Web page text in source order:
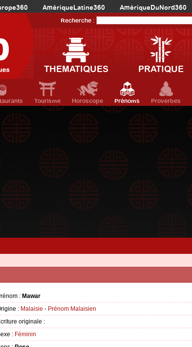
AmériqueLatine360 AmériqueDuNord360
Recherche :
THEMATIQUES PRATIQUE
Tourisme Horoscope Prénoms Proverbes
: Mawar
: Malaisie - Prénom Malaisien
originale :
: Féminin